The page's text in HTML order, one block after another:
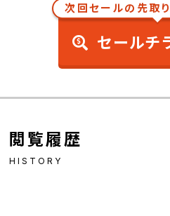
次回セールの先取
セールチ
閲覧履歴
HISTORY